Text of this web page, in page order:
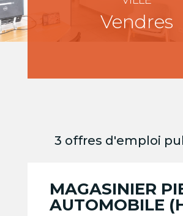
Vendres
3 offres d'emploi
MAGASINIER
AUTOMOBILE